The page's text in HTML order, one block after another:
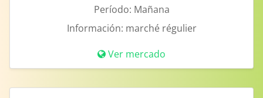
Período: Mañana
Información: marché régulier
Ver mercado